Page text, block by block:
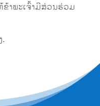
າພະເຈົ້າມີສ່ວນຮ່ວມ
.